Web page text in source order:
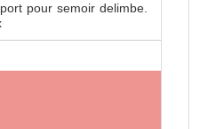
pour semoir delimbe.